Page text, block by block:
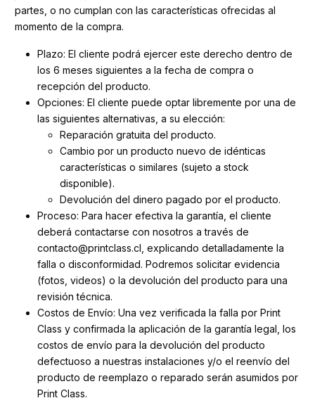
partes, o no cumplan con las características ofrecidas al
momento de la compra.
Plazo: El cliente podrá ejercer este derecho dentro de
los 6 meses siguientes a la fecha de compra o
recepción del producto.
Opciones: El cliente puede optar libremente por una de
las siguientes alternativas, a su elección:
Reparación gratuita del producto.
Cambio por un producto nuevo de idénticas
características o similares (sujeto a stock
disponible).
Devolución del dinero pagado por el producto.
Proceso: Para hacer efectiva la garantía, el cliente
deberá contactarse con nosotros a través de
contacto@printclass.cl, explicando detalladamente la
falla o disconformidad. Podremos solicitar evidencia
(fotos, videos) o la devolución del producto para una
revisión técnica.
Costos de Envío: Una vez verificada la falla por Print
Class y confirmada la aplicación de la garantía legal, los
costos de envío para la devolución del producto
defectuoso a nuestras instalaciones y/o el reenvío del
producto de reemplazo o reparado serán asumidos por
Print Class.